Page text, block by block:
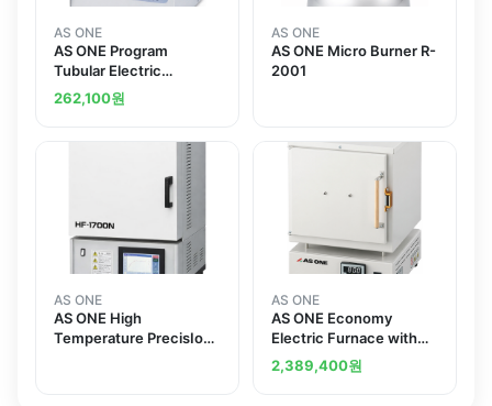
AS ONE
AS ONE Program
Tubular Electric
Furnace 100 1200 프로
그램 관상전기로 100
262,100원
AS ONE
AS ONE Micro Burner R-
2001
AS ONE
AS ONE High
Temperature PrecisIon
AS ONE
AS ONE Economy
Electric Furnace with
Program Feature ROP-
001P
2,389,400원